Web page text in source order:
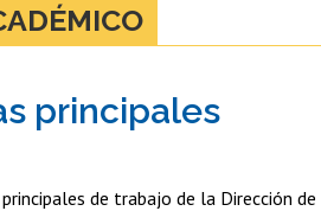
principales
de trabajo de la Dirección